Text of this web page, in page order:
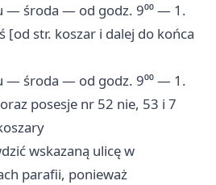
— środa — od godz. 9⁰⁰ — 1.
[od str. koszar i dalej do końca
— środa — od godz. 9⁰⁰ — 1.
posesje nr 52 nie, 53 i 7
wskazaną ulicę w
parafii, ponieważ